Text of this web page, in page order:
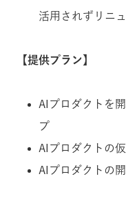
活用されずリニ
【提供プラン】
AIプロダクトを
プ
AIプロダクトの
AIプロダクトの